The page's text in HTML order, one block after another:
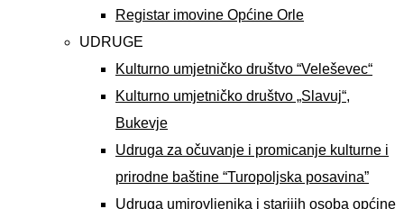
Registar imovine Općine Orle
UDRUGE
Kulturno umjetničko društvo “Veleševec“
Kulturno umjetničko društvo „Slavuj“,
Bukevje
Udruga za očuvanje i promicanje kulturne i
prirodne baštine “Turopoljska posavina”
Udruga umirovljenika i starijih osoba općine